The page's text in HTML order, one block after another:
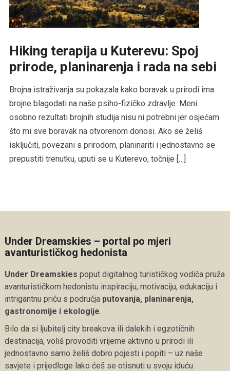
Hiking terapija u Kuterevu: Spoj
prirode, planinarenja i rada na sebi
Brojna istraživanja su pokazala kako boravak u prirodi ima
brojne blagodati na naše psiho-fizičko zdravlje. Meni
osobno rezultati brojnih studija nisu ni potrebni jer osjećam
što mi sve boravak na otvorenom donosi. Ako se želiš
isključiti, povezani s prirodom, planinariti i jednostavno se
prepustiti trenutku, uputi se u Kuterevo, točnije […]
Under Dreamskies – portal po mjeri
avanturističkog hedonista
Under Dreamskies poput digitalnog turističkog vodiča pruža
avanturističkom hedonistu inspiraciju, motivaciju, edukaciju i
intrigantnu priču s područja putovanja, planinarenja,
gastronomije i ekologije.
Bilo da si ljubitelj city breakova ili dalekih i egzotičnih
destinacija, voliš provoditi vrijeme aktivno u prirodi ili
jednostavno samo želiš dobro pojesti i popiti – uz naše
savjete i prijedloge lako ćeš se otisnuti u svoju iduću